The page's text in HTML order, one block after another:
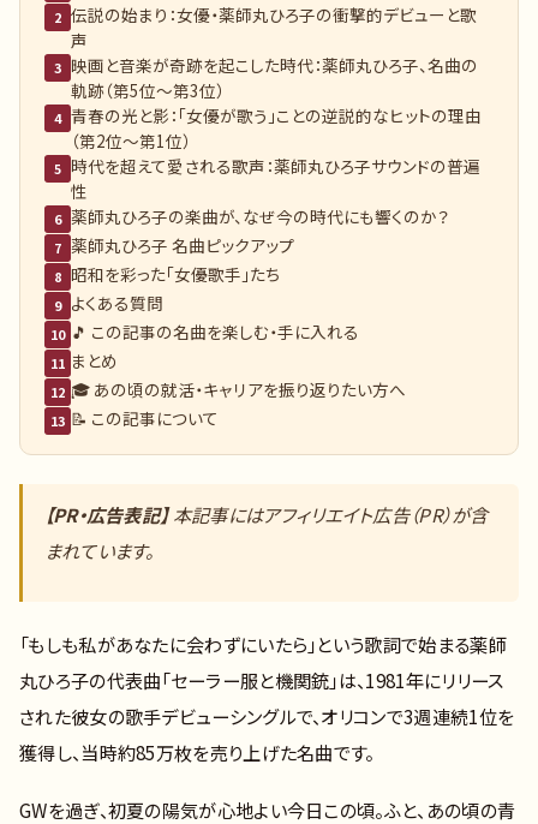
2 伝説の始まり：女優・薬師丸ひろ子の衝撃的デビューと歌
声
3 映画と音楽が奇跡を起こした時代：薬師丸ひろ子、名曲の
軌跡（第5位〜第3位）
4 青春の光と影：「女優が歌う」ことの逆説的なヒットの理由
（第2位〜第1位）
5 時代を超えて愛される歌声：薬師丸ひろ子サウンドの普遍
性
6 薬師丸ひろ子の楽曲が、なぜ今の時代にも響くのか？
7 薬師丸ひろ子 名曲ピックアップ
8 昭和を彩った「女優歌手」たち
9 よくある質問
10 🎵 この記事の名曲を楽しむ・手に入れる
11 まとめ
12 🎓 あの頃の就活・キャリアを振り返りたい方へ
13 📝 この記事について
【PR・広告表記】本記事にはアフィリエイト広告（PR）が含
まれています。
「もしも私があなたに会わずにいたら」という歌詞で始まる薬師
丸ひろ子の代表曲「セーラー服と機関銃」は、1981年にリリース
された彼女の歌手デビューシングルで、オリコンで3週連続1位を
獲得し、当時約85万枚を売り上げた名曲です。
GWを過ぎ、初夏の陽気が心地よい今日この頃。ふと、あの頃の青